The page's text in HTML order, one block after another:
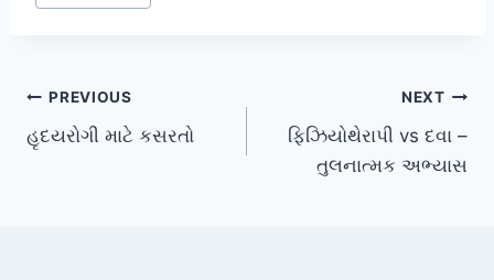
Post
navigation
PREVIOUS
હૃદયરોગી માટે કસરતો
NEXT
ફિઝિયોથેરાપી vs દવા –
તુલનાત્મક અભ્યાસ